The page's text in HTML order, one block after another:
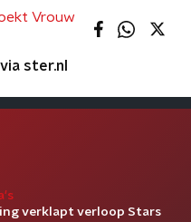
Vrouw
ster.nl
verklapt verloop Stars